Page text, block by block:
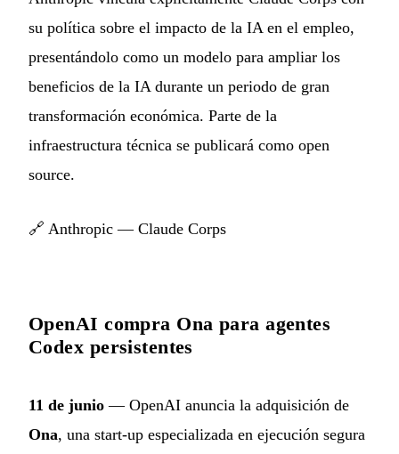
su política sobre el impacto de la IA en el empleo,
presentándolo como un modelo para ampliar los
beneficios de la IA durante un periodo de gran
transformación económica. Parte de la
infraestructura técnica se publicará como open
source.
🔗 Anthropic — Claude Corps
OpenAI compra Ona para agentes
Codex persistentes
11 de junio — OpenAI anuncia la adquisición de
Ona, una start-up especializada en ejecución segura